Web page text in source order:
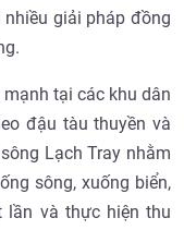
giải pháp đồng
tại các khu dân
đậu tàu thuyền và
Lạch Tray nhằm
sông, xuống biển,
lần và thực hiện thu